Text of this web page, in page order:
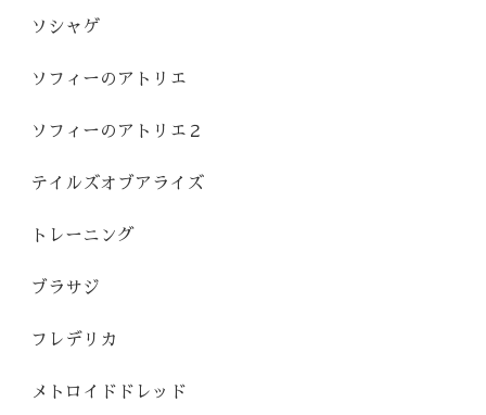
ソシャゲ
ソフィーのアトリエ
ソフィーのアトリエ２
テイルズオブアライズ
トレーニング
ブラサジ
フレデリカ
メトロイドドレッド